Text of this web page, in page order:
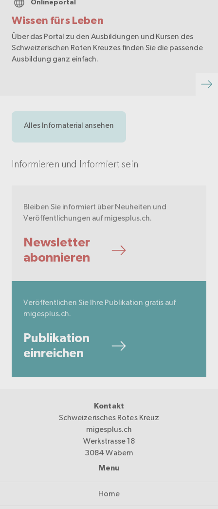
Wissen fürs Leben
Onlineportal
Über das Portal zu den Ausbildungen und Kursen des
Schweizerischen Roten Kreuzes finden Sie die passende
Ausbildung ganz einfach.
Alles Infomaterial ansehen
Informieren und Informiert sein
Bleiben Sie informiert über Neuheiten und
Veröffentlichungen auf migesplus.ch.
Newsletter
abonnieren
Veröffentlichen Sie Ihre Publikation gratis auf
migesplus.ch.
Publikation
einreichen
Kontakt
Schweizerisches Rotes Kreuz
migesplus.ch
Werkstrasse 18
3084 Wabern
Menu
Home